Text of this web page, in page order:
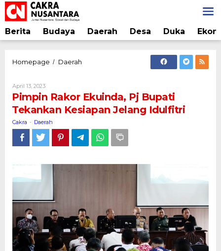
Lewati
ke
konten
Berita Budaya Daerah Desa Duka
Homepage / Daerah
Bupati
Tekankan
Jelang
Idulfitri
April 13, 2023Oleh
Cakra
Pimpin Rakor Ekuinda, Pj Bupati
Tekankan Kesiapan Jelang Idulfitri
Cakra - Daerah